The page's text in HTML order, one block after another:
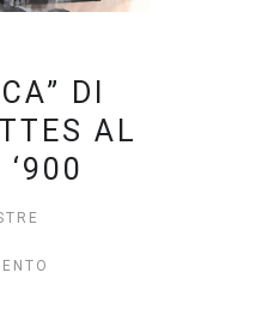
DI
AL
‘900